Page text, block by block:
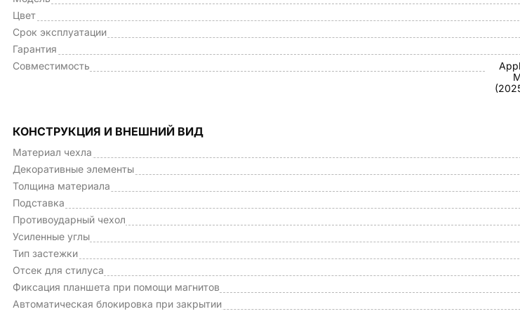
Цвет
Срок эксплуатации
Гарантия
Совместимость
КОНСТРУКЦИЯ И ВНЕШНИЙ ВИД
Материал чехла
Декоративные элементы
Толщина материала
Подставка
Противоударный чехол
Усиленные углы
Тип застежки
Отсек для стилуса
Фиксация планшета при помощи магнитов
Автоматическая блокировка при закрытии